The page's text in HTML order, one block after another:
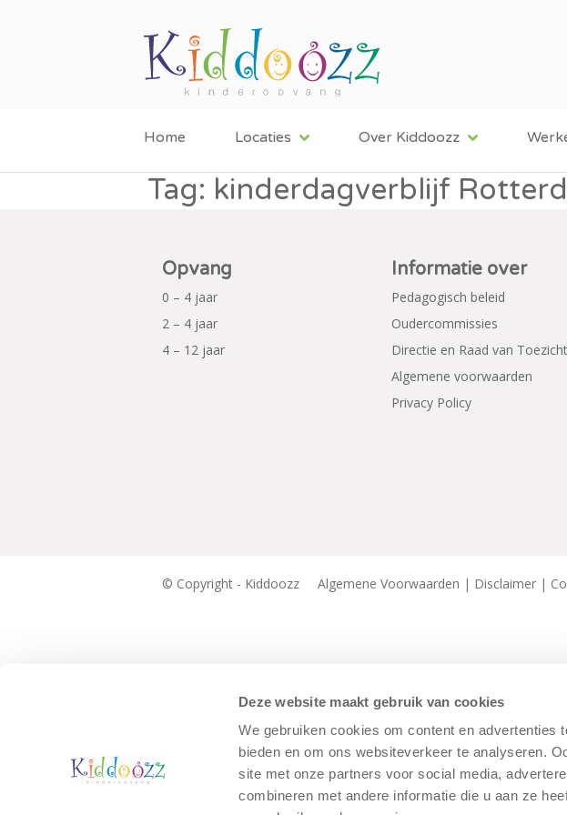
Deze website maakt gebruik van cookies
We gebruiken cookies om content en
bieden en om ons websiteverkeer te analyseren.
site met onze partners voor social media,
combineren met andere informatie die u aan ze
Home Locaties Over Kiddoozz
Tag: kinderdagverblijf
Opvang
0 – 4 jaar
2 – 4 jaar
4 – 12 jaar
Informatie over
Pedagogisch beleid
Oudercommissies
Directie en Raad van Toezicht
Algemene voorwaarden
Privacy Policy
© Copyright - Kiddoozz Algemene Voorwaarden | Disclaimer |